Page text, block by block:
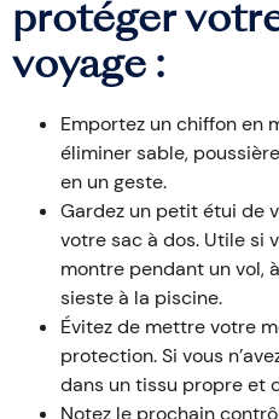
protéger
voyage :
Emportez un chiffon en
éliminer sable,
en un geste.
Gardez un petit étui de
votre sac à dos. Utile si
montre pendant un vol,
sieste à la piscine.
Évitez de mettre votre
protection. Si vous
dans un tissu propre et